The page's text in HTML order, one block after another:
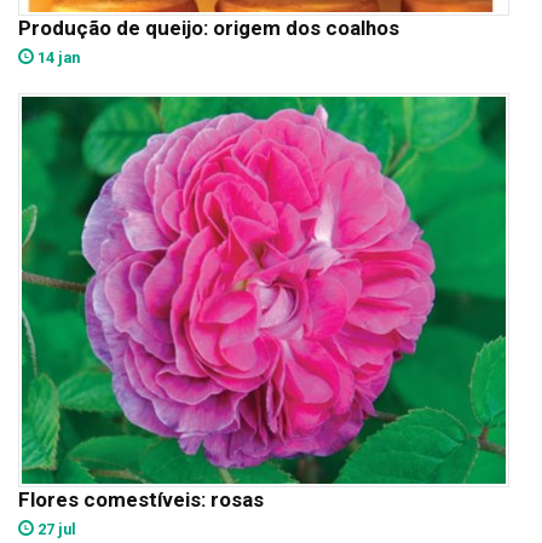
Produção de queijo: origem dos coalhos
14 jan
Flores comestíveis: rosas
27 jul